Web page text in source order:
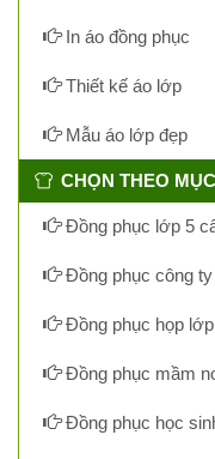
In áo đồng phục
Thiết kế áo lớp
Mẫu áo lớp đẹp
CHỌN THEO
Đồng phục lớp 5
Đồng phục công ty
Đồng phục họp
Đồng phục mầm
Đồng phục học